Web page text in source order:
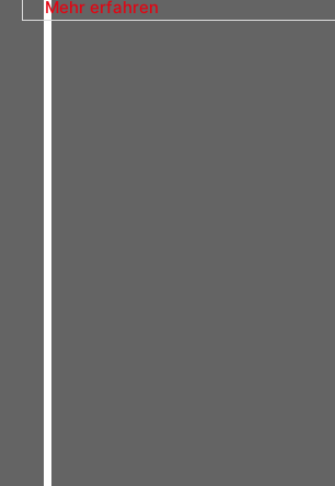
Mehr erfahren